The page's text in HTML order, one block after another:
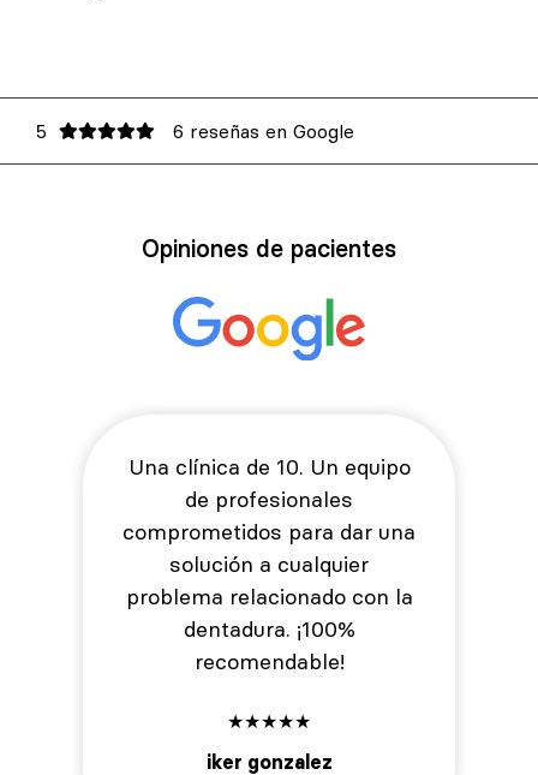
5 6 reseñas en Google
Opiniones de pacientes
Una clínica de 10. Un equipo
de profesionales
comprometidos para dar una
solución a cualquier
problema relacionado con la
dentadura. ¡100%
recomendable!
★★★★★
iker gonzalez